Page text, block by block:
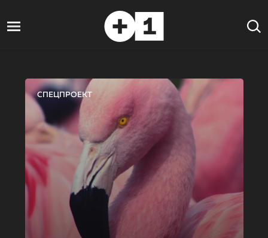
СПЕЦПРОЕКТ